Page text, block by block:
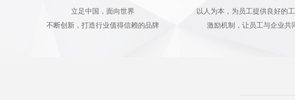
立足中国，面向世界
不断创新，打造行业值得信赖的品牌
以人为本，为员工提供良好的
激励机制，让员工与企业共